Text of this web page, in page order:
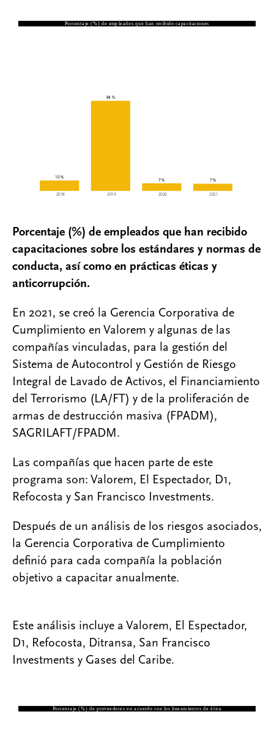
Porcentaje (%) de empleados que han recibido
capacitaciones sobre los estándares y normas de
conducta, así como en prácticas éticas y
anticorrupción.
En 2021, se creó la Gerencia Corporativa de
Cumplimiento en Valorem y algunas de las
compañías vinculadas, para la gestión del
Sistema de Autocontrol y Gestión de Riesgo
Integral de Lavado de Activos, el Financiamiento
del Terrorismo (LA/FT) y de la proliferación de
armas de destrucción masiva (FPADM),
SAGRILAFT/FPADM.
Las compañías que hacen parte de este
programa son: Valorem, El Espectador, D1,
Refocosta y San Francisco Investments.
Después de un análisis de los riesgos asociados,
la Gerencia Corporativa de Cumplimiento
definió para cada compañía la población
objetivo a capacitar anualmente.
Este análisis incluye a Valorem, El Espectador,
D1, Refocosta, Ditransa, San Francisco
Investments y Gases del Caribe.